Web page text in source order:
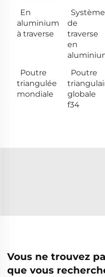
En
aluminium
à traverse
Système
de
traverse
en
Poutre
triangulée
mondiale
Poutre
globale
f34
Vous ne trouvez
que vous